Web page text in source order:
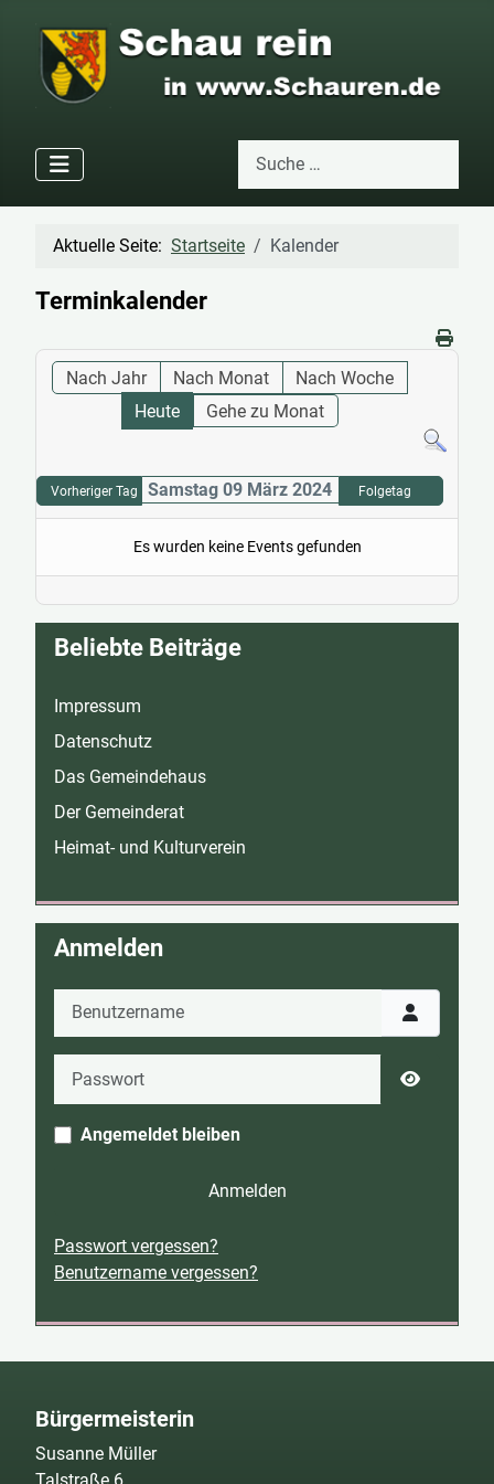
Suchen
Aktuelle Seite: Startseite Kalender
Terminkalender
Nach Jahr Nach Monat
Nach Woche
Heute
Gehe zu Monat
Vorheriger Tag Samstag 09 März 2024 Folgetag
Es wurden keine Events gefunden
Beliebte Beiträge
Impressum
Datenschutz
Das Gemeindehaus
Der Gemeinderat
Heimat- und Kulturverein
Anmelden
Benutzername
Angemeldet bleiben
Anmelden
Passwort vergessen?
Benutzername vergessen?
Bürgermeisterin
Susanne Müller